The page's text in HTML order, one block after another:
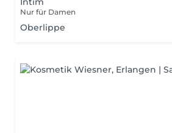
Nur für Damen
Oberlippe